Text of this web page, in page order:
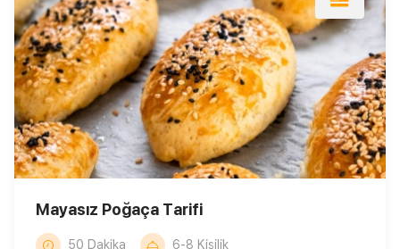
Mayasız Poğaça Tarifi
50 Dakika 6-8 Kişilik